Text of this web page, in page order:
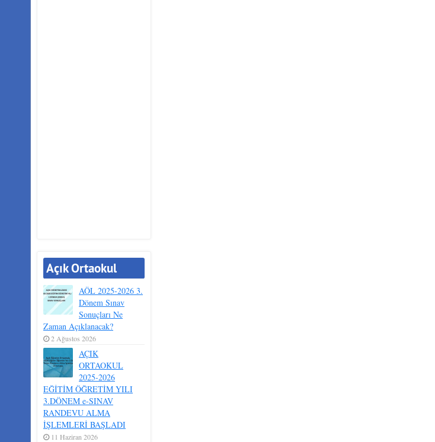
Açık Ortaokul
AÖL 2025-2026 3.
Dönem Sınav
Sonuçları Ne
Zaman Açıklanacak?
2 Ağustos 2026
AÇIK
ORTAOKUL
2025-2026
EĞİTİM ÖĞRETİM YILI
3.DÖNEM e-SINAV
RANDEVU ALMA
İŞLEMLERİ BAŞLADI
11 Haziran 2026